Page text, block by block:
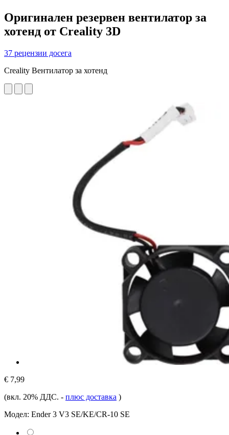
Оригинален резервен вентилатор за
хотенд от Creality 3D
37 рецензии досега
Creality Вентилатор за хотенд
€ 7,99
(вкл. 20% ДДС. - плюс доставка )
Модел: Ender 3 V3 SE/KE/CR-10 SE